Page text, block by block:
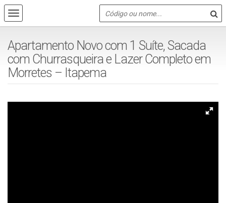
Apartamento Novo com 1 Suíte, Sacada
com Churrasqueira e Lazer Completo em
Morretes – Itapema